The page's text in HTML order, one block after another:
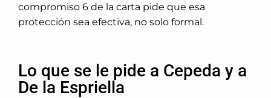
compromiso 6 de la carta pide que esa
protección sea efectiva, no solo formal.
Lo que se le pide a Cepeda y a
De la Espriella